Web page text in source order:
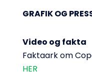
GRAFIK OG
Video og fakta
Faktaark om
HER